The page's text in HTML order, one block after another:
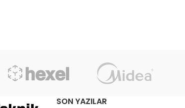
SON YAZILAR